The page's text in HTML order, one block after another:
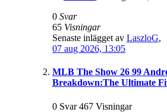
0 Svar
65 Visningar
Senaste inlägget av LaszloG,
07 aug 2026, 13:05
MLB The Show 26 99
Breakdown:The Ultimate
0 Svar 467 Visningar